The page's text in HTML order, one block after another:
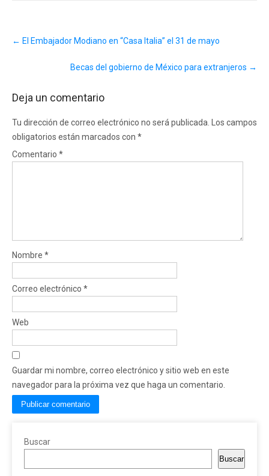
navigation
← El Embajador Modiano en “Casa Italia” el 31 de mayo
Becas del gobierno de México para extranjeros →
Deja un comentario
Tu dirección de correo electrónico no será publicada.
Los campos
obligatorios están marcados con *
Comentario *
Nombre *
Correo electrónico *
Web
Guardar mi nombre, correo electrónico y sitio web en este
navegador para la próxima vez que haga un comentario.
Buscar
Buscar